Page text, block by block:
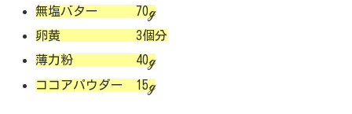
無塩バター 70ℊ
卵黄 3個分
薄力粉 40ℊ
ココアパウダー 15ℊ